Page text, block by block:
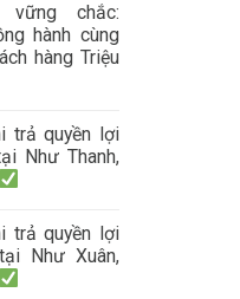
chắc:
hành cùng
hàng Triệu
trả quyền lợi
Như Thanh,
trả quyền lợi
Như Xuân,